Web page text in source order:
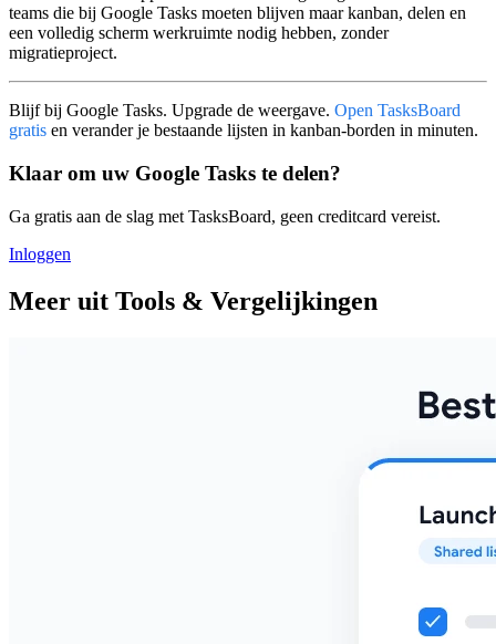
teams die bij Google Tasks moeten blijven maar kanban, delen en
een volledig scherm werkruimte nodig hebben, zonder
migratieproject.
Blijf bij Google Tasks. Upgrade de weergave. Open TasksBoard
gratis en verander je bestaande lijsten in kanban-borden in minuten.
Klaar om uw Google Tasks te delen?
Ga gratis aan de slag met TasksBoard, geen creditcard vereist.
Inloggen
Meer uit Tools & Vergelijkingen